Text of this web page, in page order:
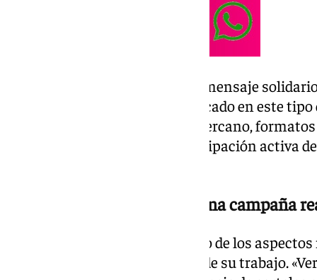
El objetivo era claro, acercar el mensaje
tradicionalmente menos implicado en este
apostó por un lenguaje visual cercano,
nuevas generaciones y la participación activa
De un aula universitaria a una campaña
Las creadoras destacan que uno de los
comprobar la repercusión real de su trabajo.